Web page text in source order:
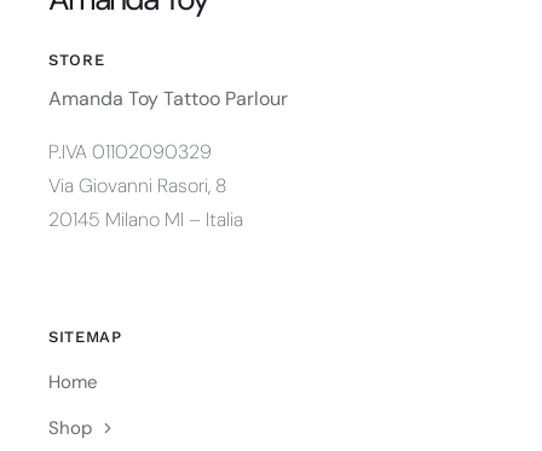
STORE
Amanda Toy Tattoo Parlour
P.IVA 01102090329
Via Giovanni Rasori, 8
20145 Milano MI – Italia
SITEMAP
Home
Shop